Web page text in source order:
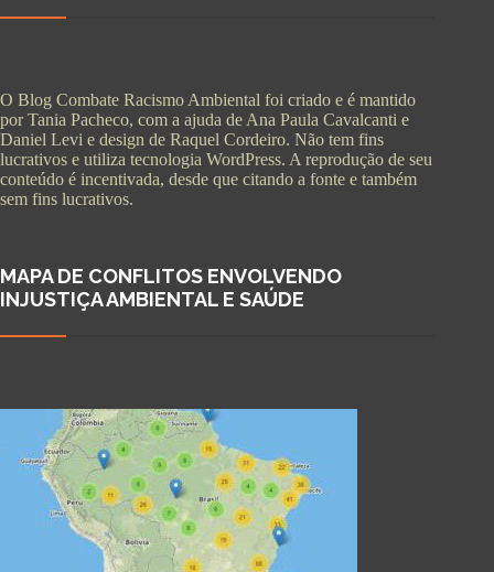
O Blog Combate Racismo Ambiental foi criado e é mantido
por Tania Pacheco, com a ajuda de Ana Paula Cavalcanti e
Daniel Levi e design de Raquel Cordeiro. Não tem fins
lucrativos e utiliza tecnologia WordPress. A reprodução de seu
conteúdo é incentivada, desde que citando a fonte e também
sem fins lucrativos.
MAPA DE CONFLITOS ENVOLVENDO
INJUSTIÇA AMBIENTAL E SAÚDE